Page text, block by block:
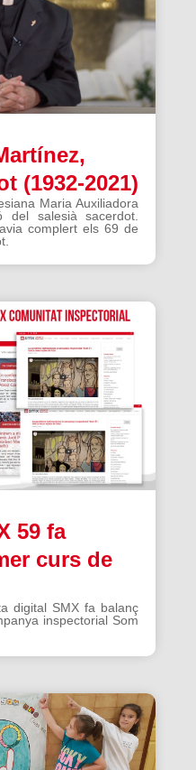
(1932-2021)
Maria Auxiliadora
del salesià sacerdot.
complert els 69 de
59 fa
curs de
digital SMX fa balanç
inspectorial Som